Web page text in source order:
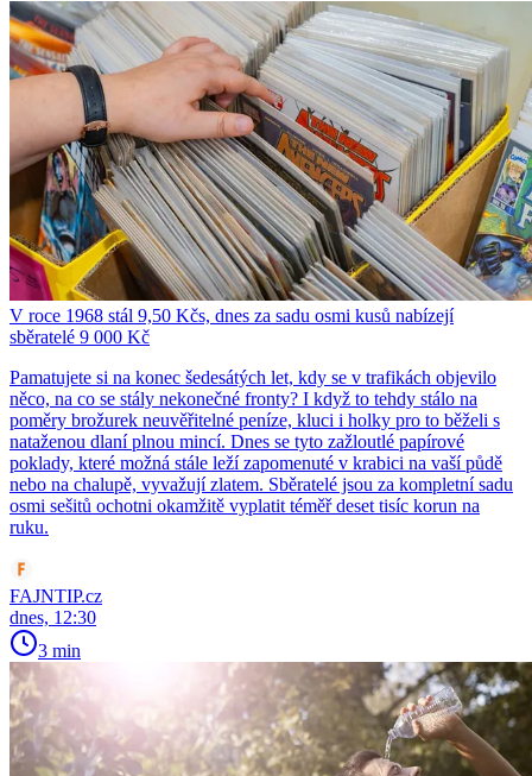
V roce 1968 stál 9,50 Kčs, dnes za sadu osmi kusů nabízejí
sběratelé 9 000 Kč
Pamatujete si na konec šedesátých let, kdy se v trafikách objevilo
něco, na co se stály nekonečné fronty? I když to tehdy stálo na
poměry brožurek neuvěřitelné peníze, kluci i holky pro to běželi s
nataženou dlaní plnou mincí. Dnes se tyto zažloutlé papírové
poklady, které možná stále leží zapomenuté v krabici na vaší půdě
nebo na chalupě, vyvažují zlatem. Sběratelé jsou za kompletní sadu
osmi sešitů ochotni okamžitě vyplatit téměř deset tisíc korun na
ruku.
FAJNTIP.cz
dnes, 12:30
3 min